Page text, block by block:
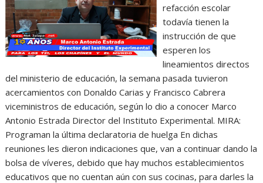
refacción escolar
todavía tienen la
instrucción de que
esperen los
lineamientos directos
del ministerio de educación, la semana pasada tuvieron
acercamientos con Donaldo Carias y Francisco Cabrera
viceministros de educación, según lo dio a conocer Marco
Antonio Estrada Director del Instituto Experimental. MIRA:
Programan la última declaratoria de huelga En dichas
reuniones les dieron indicaciones que, van a continuar dando la
bolsa de víveres, debido que hay muchos establecimientos
educativos que no cuentan aún con sus cocinas, para darles la